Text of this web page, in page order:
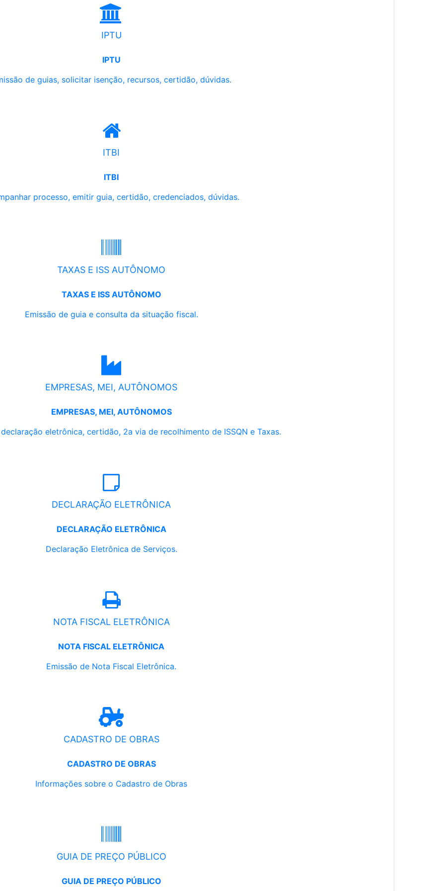
IPTU
IPTU
de guias, solicitar isenção, recursos, certidão, dúvidas.
ITBI
ITBI
processo, emitir guia, certidão, credenciados, dúvidas.
TAXAS E ISS AUTÔNOMO
TAXAS E ISS AUTÔNOMO
Emissão de guia e consulta da situação fiscal.
EMPRESAS, MEI, AUTÔNOMOS
EMPRESAS, MEI, AUTÔNOMOS
eletrônica, certidão, 2a via de recolhimento de ISSQN e Taxas.
DECLARAÇÃO ELETRÔNICA
DECLARAÇÃO ELETRÔNICA
Declaração Eletrônica de Serviços.
NOTA FISCAL ELETRÔNICA
NOTA FISCAL ELETRÔNICA
Emissão de Nota Fiscal Eletrônica.
CADASTRO DE OBRAS
CADASTRO DE OBRAS
Informações sobre o Cadastro de Obras
GUIA DE PREÇO PÚBLICO
GUIA DE PREÇO PÚBLICO